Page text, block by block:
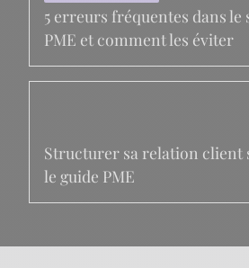
5 erreurs fréquentes dans le
PME et comment les éviter
Structurer sa relation client
le guide PME